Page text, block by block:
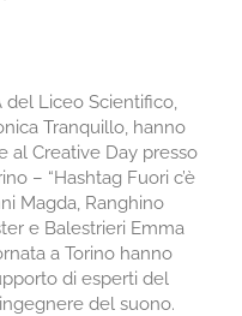
Liceo Scientifico,
Tranquillo, hanno
al Creative Day presso
– “Hashtag Fuori c’è
Magda, Ranghino
e Balestrieri Emma
a Torino hanno
di esperti del
del suono.